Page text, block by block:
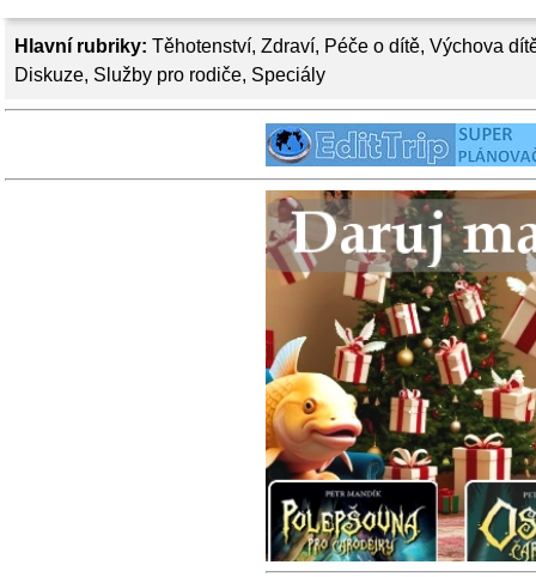
Hlavní rubriky: Těhotenství, Zdraví, Péče o dítě, Výchova
Diskuze, Služby pro rodiče, Speciály